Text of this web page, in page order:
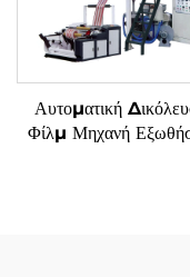
Αυτοματική
Φίλμ Μηχανή